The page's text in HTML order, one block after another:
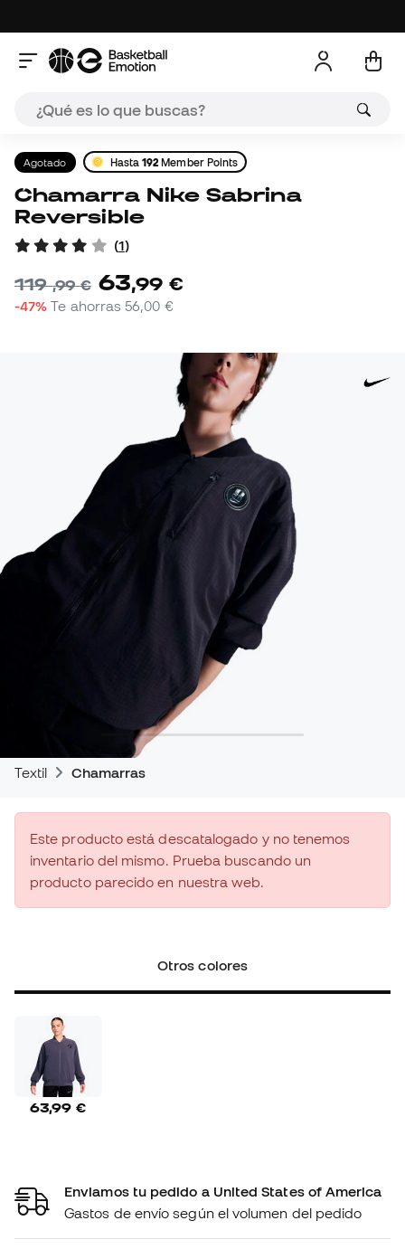
Agotado Hasta192 Member Points
Chamarra Nike Sabrina
Reversible
(1)
119,99 € 63,99 €
-47% Te ahorras56,00 €
Textil Chamarras
Este producto está descatalogado y no tenemos
inventario del mismo. Prueba buscando un
producto parecido en nuestra web.
Otros colores
63,99 €
Enviamos tu pedido a United States of America
Gastos de envío según el volumen del pedido